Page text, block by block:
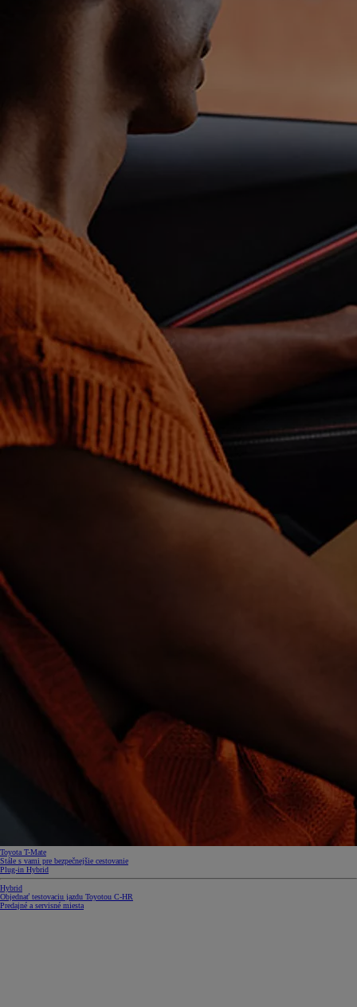
Toyota T-Mate
Stále s vami pre bezpečnejšie cestovanie
Plug-in Hybrid
Hybrid
Objednať testovaciu jazdu Toyotou C-HR
Predajné a servisné miesta